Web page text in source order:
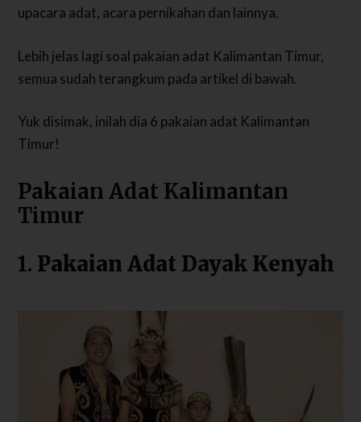
upacara adat, acara pernikahan dan lainnya.
Lebih jelas lagi soal pakaian adat Kalimantan Timur,
semua sudah terangkum pada artikel di bawah.
Yuk disimak, inilah dia 6 pakaian adat Kalimantan
Timur!
Pakaian Adat Kalimantan
Timur
1. Pakaian Adat Dayak Kenyah